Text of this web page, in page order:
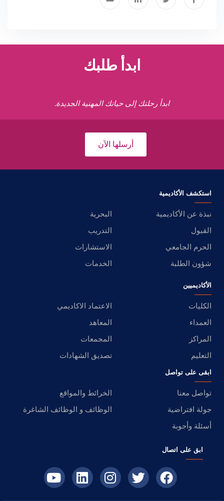
ابدأ طلبك
ابدأ رحلتك إلى حياتك المهنية الجديدة.
أرسلها الآن
استكشف الأكاديمية
نبذة عن الأكاديمية
البحرية
القبول
التدريب
الحرم الجامعي
الاستشارات
شؤون الطلبة
الخدمات
الأكاديميين
الكليات
الاعتماد الاكاديمي
العمداء
المعاهد
المراكز
المجمعات
التعليم
تصديق الشهادات
ابقى على تواصل
تواصل معنا
الخرائط والمواقع
جولة افتراضية
الوظائف و الوظائف الشاغرة
أسئلة وأجوبة
ابق على اتصال